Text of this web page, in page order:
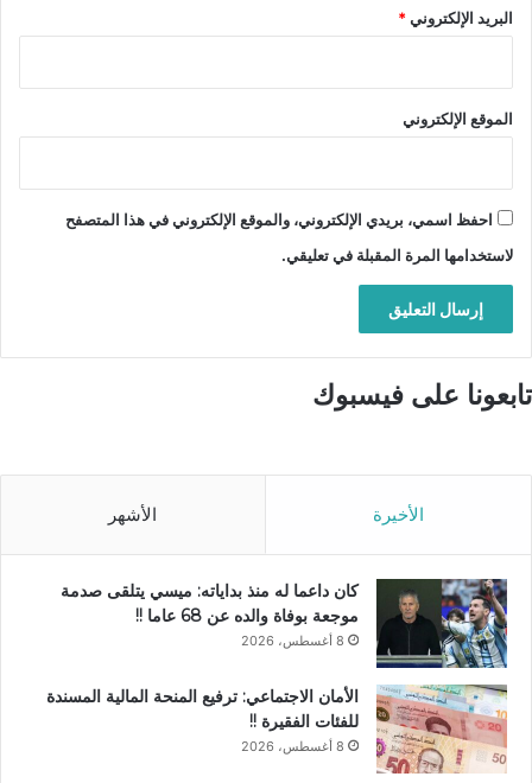
البريد الإلكتروني*
الموقع الإلكتروني
احفظ اسمي، بريدي الإلكتروني، والموقع الإلكتروني في هذا المتصفح
لاستخدامها المرة المقبلة في تعليقي.
تابعونا على فيسبوك
الأخيرة الأشهر
كان داعما له منذ بداياته: ميسي يتلقى صدمة
موجعة بوفاة والده عن 68 عاما !!
8 أغسطس، 2026
الأمان الاجتماعي: ترفيع المنحة المالية المسندة
للفئات الفقيرة !!
8 أغسطس، 2026